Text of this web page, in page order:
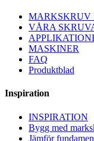
MARKSKRUV
VÅRA
MASKINER
FAQ
Produktblad
Inspiration
INSPIRATION
Bygg med
Jämför